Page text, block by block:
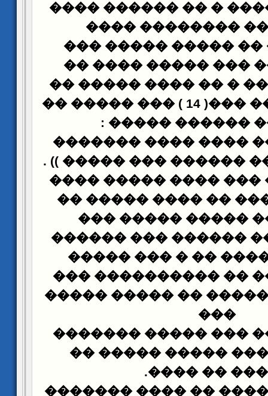
��� ����� ���� � ��
���� ����
�� ������ �� �����
����� ���� ���
������ ����� � ��
����� ������ ���( 14 ) ��� ����� ��
���� ��
:
���� ����� ����
����� ������
)) .
��� ����� � ���
���� ������� ��
���� ���� �����
���� �� ���� ������
�� ����� ���� �� �
����� ����� ��
����� �� ������� ��
���
��� ������� ���
��� ��� ����
����� ��
.
������� ��
�������